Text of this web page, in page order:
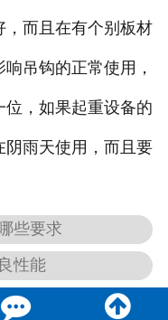
而且在有个别板材
吊钩的正常使用，
，如果起重设备的
雨天使用，而且要
些要求
性能